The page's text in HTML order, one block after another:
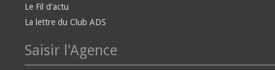
Le Fil d'actu
La lettre du Club ADS
Saisir l'Agence